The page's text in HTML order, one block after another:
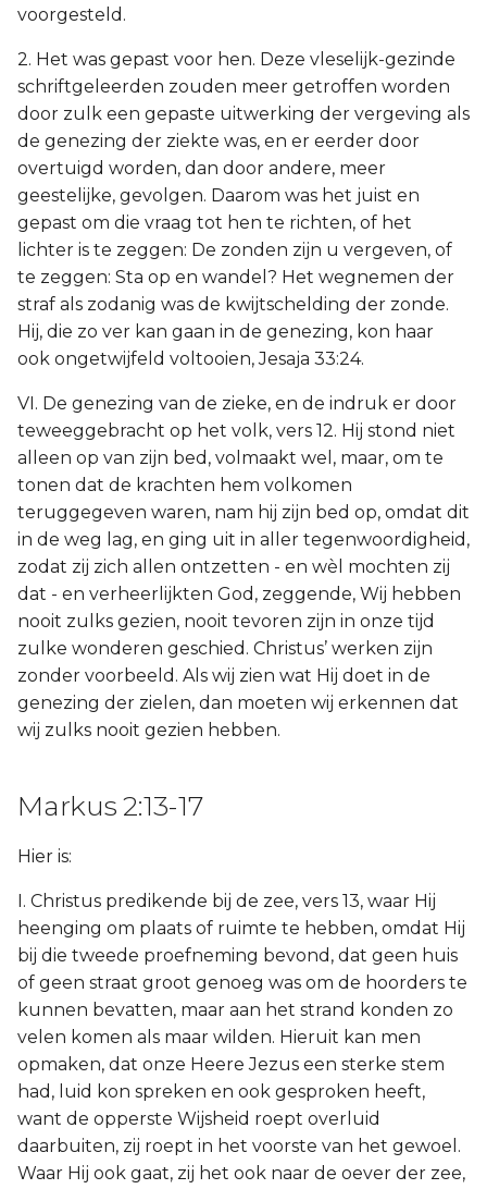
voorgesteld.
2. Het was gepast voor hen. Deze vleselijk-gezinde
schriftgeleerden zouden meer getroffen worden
door zulk een gepaste uitwerking der vergeving als
de genezing der ziekte was, en er eerder door
overtuigd worden, dan door andere, meer
geestelijke, gevolgen. Daarom was het juist en
gepast om die vraag tot hen te richten, of het
lichter is te zeggen: De zonden zijn u vergeven, of
te zeggen: Sta op en wandel? Het wegnemen der
straf als zodanig was de kwijtschelding der zonde.
Hij, die zo ver kan gaan in de genezing, kon haar
ook ongetwijfeld voltooien, Jesaja 33:24.
VI. De genezing van de zieke, en de indruk er door
teweeggebracht op het volk, vers 12. Hij stond niet
alleen op van zijn bed, volmaakt wel, maar, om te
tonen dat de krachten hem volkomen
teruggegeven waren, nam hij zijn bed op, omdat dit
in de weg lag, en ging uit in aller tegenwoordigheid,
zodat zij zich allen ontzetten - en wèl mochten zij
dat - en verheerlijkten God, zeggende, Wij hebben
nooit zulks gezien, nooit tevoren zijn in onze tijd
zulke wonderen geschied. Christus’ werken zijn
zonder voorbeeld. Als wij zien wat Hij doet in de
genezing der zielen, dan moeten wij erkennen dat
wij zulks nooit gezien hebben.
Markus 2:13-17
Hier is:
I. Christus predikende bij de zee, vers 13, waar Hij
heenging om plaats of ruimte te hebben, omdat Hij
bij die tweede proefneming bevond, dat geen huis
of geen straat groot genoeg was om de hoorders te
kunnen bevatten, maar aan het strand konden zo
velen komen als maar wilden. Hieruit kan men
opmaken, dat onze Heere Jezus een sterke stem
had, luid kon spreken en ook gesproken heeft,
want de opperste Wijsheid roept overluid
daarbuiten, zij roept in het voorste van het gewoel.
Waar Hij ook gaat, zij het ook naar de oever der zee,